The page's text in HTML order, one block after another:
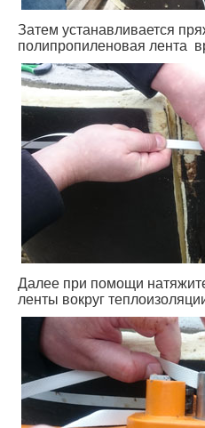
Затем устанавливается
полипропиленовая лента
Далее при помощи
ленты вокруг